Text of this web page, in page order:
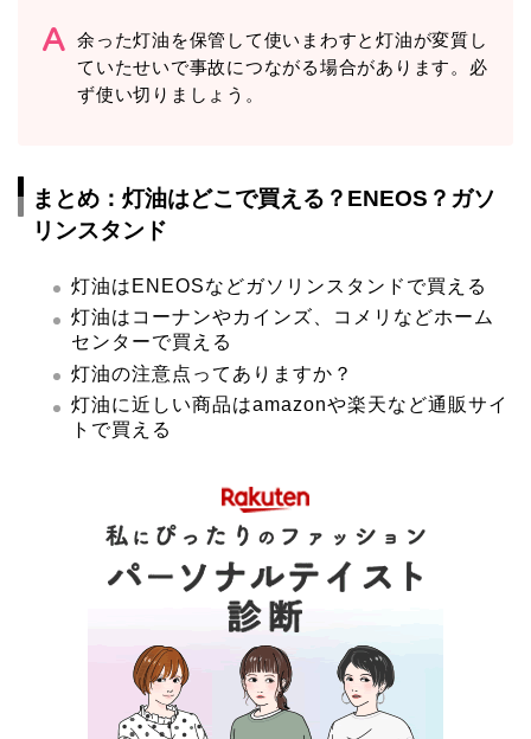
余った灯油を保管して使いまわすと灯油が変質し
ていたせいで事故につながる場合があります。必
ず使い切りましょう。
まとめ：灯油はどこで買える？ENEOS？ガソ
リンスタンド
灯油はENEOSなどガソリンスタンドで買える
灯油はコーナンやカインズ、コメリなどホーム
センターで買える
灯油の注意点ってありますか？
灯油に近しい商品はamazonや楽天など通販サイ
トで買える